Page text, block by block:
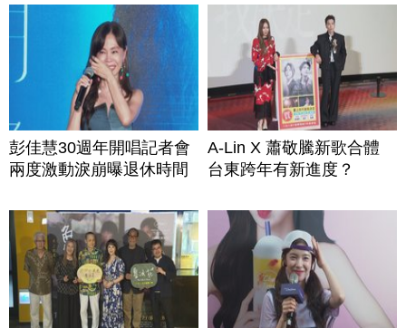
彭佳慧30週年開唱記者會
兩度激動淚崩曝退休時間
A-Lin X 蕭敬騰新歌合體
台東跨年有新進度？